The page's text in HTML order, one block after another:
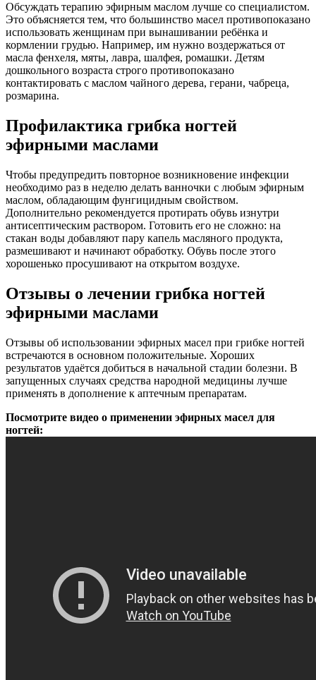
Обсуждать терапию эфирным маслом лучше со специалистом.
Это объясняется тем, что большинство масел противопоказано
использовать женщинам при вынашивании ребёнка и
кормлении грудью. Например, им нужно воздержаться от
масла фенхеля, мяты, лавра, шалфея, ромашки. Детям
дошкольного возраста строго противопоказано
контактировать с маслом чайного дерева, герани, чабреца,
розмарина.
Профилактика грибка ногтей
эфирными маслами
Чтобы предупредить повторное возникновение инфекции
необходимо раз в неделю делать ванночки с любым эфирным
маслом, обладающим фунгицидным свойством.
Дополнительно рекомендуется протирать обувь изнутри
антисептическим раствором. Готовить его не сложно: на
стакан воды добавляют пару капель масляного продукта,
размешивают и начинают обработку. Обувь после этого
хорошенько просушивают на открытом воздухе.
Отзывы о лечении грибка ногтей
эфирными маслами
Отзывы об использовании эфирных масел при грибке ногтей
встречаются в основном положительные. Хороших
результатов удаётся добиться в начальной стадии болезни. В
запущенных случаях средства народной медицины лучше
применять в дополнение к аптечным препаратам.
Посмотрите видео о применении эфирных масел для
ногтей: